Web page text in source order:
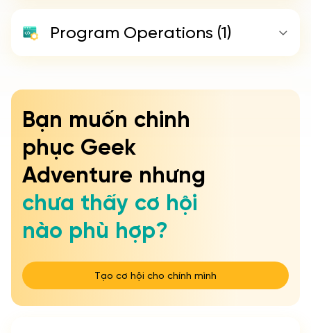
Program Operations (1)
Bạn muốn chinh
phục Geek
Adventure nhưng
chưa thấy cơ hội
nào phù hợp?
Tạo cơ hội cho chính mình
Tạo cơ hội cho chính mình
Thiết kế cơ hội
Lĩnh vực bạn quan tâm
Product Backend Product Design